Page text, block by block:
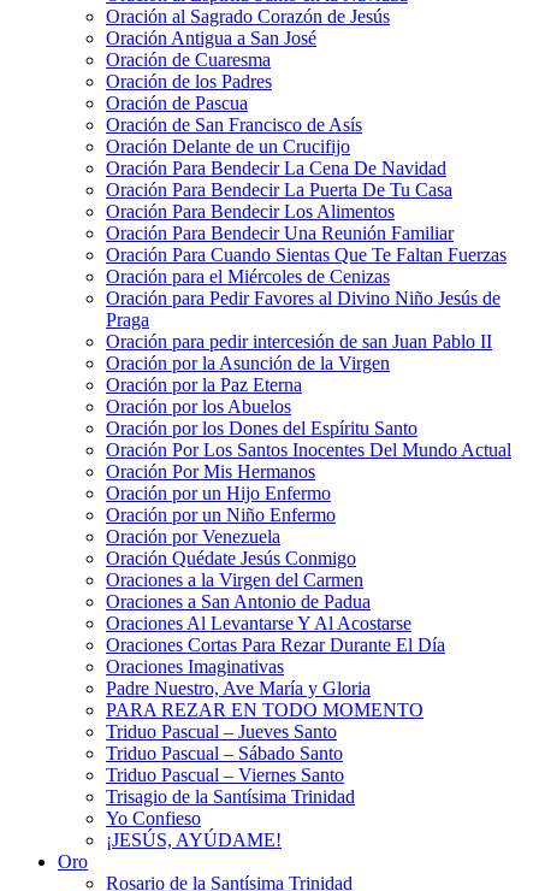
Oración al Sagrado Corazón de Jesús
Oración Antigua a San José
Oración de Cuaresma
Oración de los Padres
Oración de Pascua
Oración de San Francisco de Asís
Oración Delante de un Crucifijo
Oración Para Bendecir La Cena De Navidad
Oración Para Bendecir La Puerta De Tu Casa
Oración Para Bendecir Los Alimentos
Oración Para Bendecir Una Reunión Familiar
Oración Para Cuando Sientas Que Te Faltan Fuerzas
Oración para el Miércoles de Cenizas
Oración para Pedir Favores al Divino Niño Jesús de
Praga
Oración para pedir intercesión de san Juan Pablo II
Oración por la Asunción de la Virgen
Oración por la Paz Eterna
Oración por los Abuelos
Oración por los Dones del Espíritu Santo
Oración Por Los Santos Inocentes Del Mundo Actual
Oración Por Mis Hermanos
Oración por un Hijo Enfermo
Oración por un Niño Enfermo
Oración por Venezuela
Oración Quédate Jesús Conmigo
Oraciones a la Virgen del Carmen
Oraciones a San Antonio de Padua
Oraciones Al Levantarse Y Al Acostarse
Oraciones Cortas Para Rezar Durante El Día
Oraciones Imaginativas
Padre Nuestro, Ave María y Gloria
PARA REZAR EN TODO MOMENTO
Triduo Pascual – Jueves Santo
Triduo Pascual – Sábado Santo
Triduo Pascual – Viernes Santo
Trisagio de la Santísima Trinidad
Yo Confieso
¡JESÚS, AYÚDAME!
Oro
Rosario de la Santísima Trinidad